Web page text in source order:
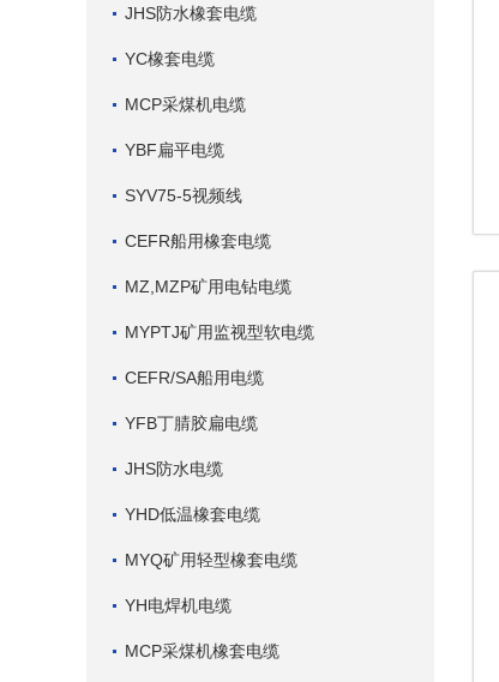
JHS防水橡套电缆
YC橡套电缆
MCP采煤机电缆
YBF扁平电缆
SYV75-5视频线
CEFR船用橡套电缆
MZ,MZP矿用电钻电缆
MYPTJ矿用监视型软电缆
CEFR/SA船用电缆
YFB丁腈胶扁电缆
JHS防水电缆
YHD低温橡套电缆
MYQ矿用轻型橡套电缆
YH电焊机电缆
MCP采煤机橡套电缆